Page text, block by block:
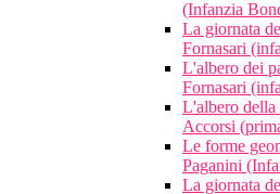
(Infanzia
La giornata
Fornasari
L'albero dei
Fornasari
L'albero della
Accorsi
Le forme
Paganini
La giornata